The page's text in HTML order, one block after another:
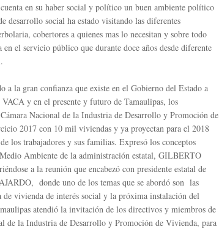
en su haber social y político un buen ambiente político
social ha estado visitando las diferentes
cobertores a quienes mas lo necesitan y sobre todo
el servicio público que durante doce años desde diferente
la gran confianza que existe en el Gobierno del Estado a
y en el presente y futuro de Tamaulipas, los
Nacional de la Industria de Desarrollo y Promoción de
2017 con 10 mil viviendas y ya proyectan para el 2018
los trabajadores y sus familias. Expresó los conceptos
Ambiente de la administración estatal, GILBERTO
a la reunión que encabezó con presidente estatal de
donde uno de los temas que se abordó son las
vivienda de interés social y la próxima instalación del
atendió la invitación de los directivos y miembros de
de la Industria de Desarrollo y Promoción de Vivienda, para